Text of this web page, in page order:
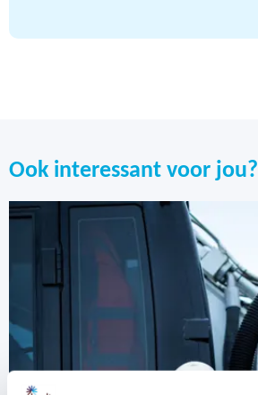
Ook interessant voor jou?